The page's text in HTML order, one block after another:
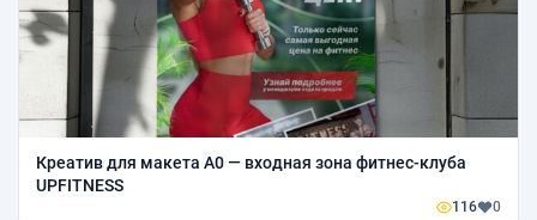
Креатив для макета A0 — входная зона фитнес-клуба
UPFITNESS
116 0